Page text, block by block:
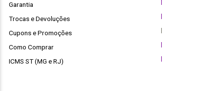
Garantia
Trocas e Devoluções
Cupons e Promoções
Como Comprar
ICMS ST (MG e RJ)